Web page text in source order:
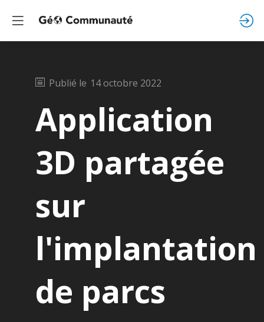
Publié le 14 octobre 2022
Application
3D partagée
sur
l'implantation
de parcs